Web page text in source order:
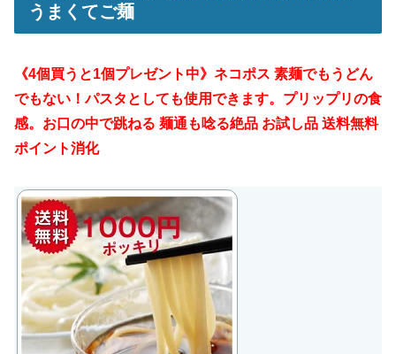
うまくてご麺
《4個買うと1個プレゼント中》ネコポス 素麺でもうどん
でもない！パスタとしても使用できます。プリップリの食
感。お口の中で跳ねる 麺通も唸る絶品 お試し品 送料無料
ポイント消化